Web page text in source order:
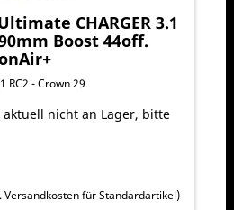
CHARGER 3.1
Boost 44off.
RC2 - Crown 29
nicht an Lager, bitte
Versandkosten für Standardartikel)